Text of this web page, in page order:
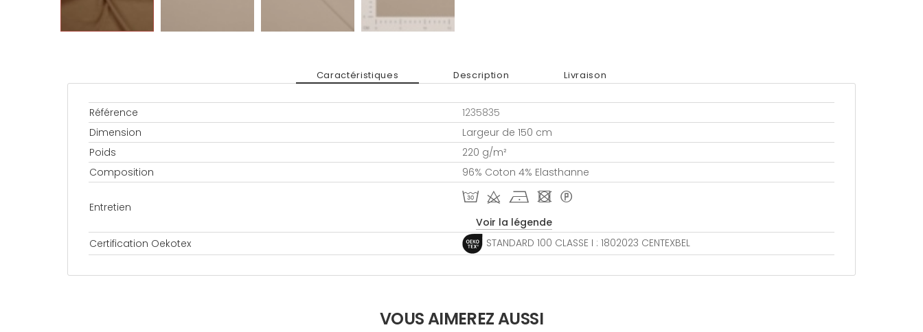
Caractéristiques Description Livraison
Référence
1235835
Dimension
Largeur de 150 cm
Poids
220 g/m²
Composition
96% Coton 4% Elasthanne
Entretien
T d h - *
Voir la légende
Certification Oekotex
STANDARD 100 CLASSE I : 1802023 CENTEXBEL
VOUS AIMEREZ AUSSI